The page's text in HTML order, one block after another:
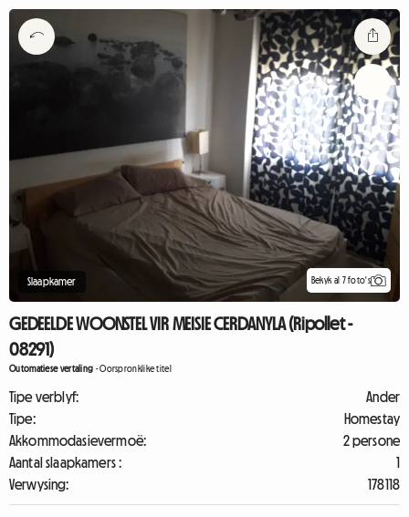
Slaapkamer Bekyk al 7 foto's
GEDEELDE WOONSTEL VIR MEISIE CERDANYLA (Ripollet -
08291)
Outomatiese vertaling -Oorspronklike titel
Tipe verblyf:
Ander
Tipe:
Homestay
Akkommodasievermoë:
2 persone
Aantal slaapkamers :
1
Verwysing:
178118